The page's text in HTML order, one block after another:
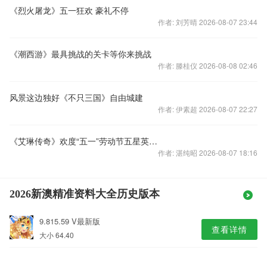
《烈火屠龙》五一狂欢 豪礼不停
作者: 刘芳晴 2026-08-07 23:44
《潮西游》最具挑战的关卡等你来挑战
作者: 滕桂仪 2026-08-08 02:46
风景这边独好《不只三国》自由城建
作者: 伊素超 2026-08-07 22:27
《艾琳传奇》欢度“五一”劳动节五星英雄任你选
作者: 湛纯昭 2026-08-07 18:16
2026新澳精准资料大全历史版本
9.815.59 V最新版
大小 64.40 查看详情